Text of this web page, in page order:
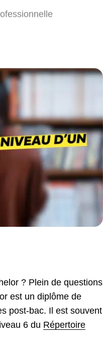
? Plein de questions
est un diplôme de
post-bac. Il est souvent
6 du Répertoire